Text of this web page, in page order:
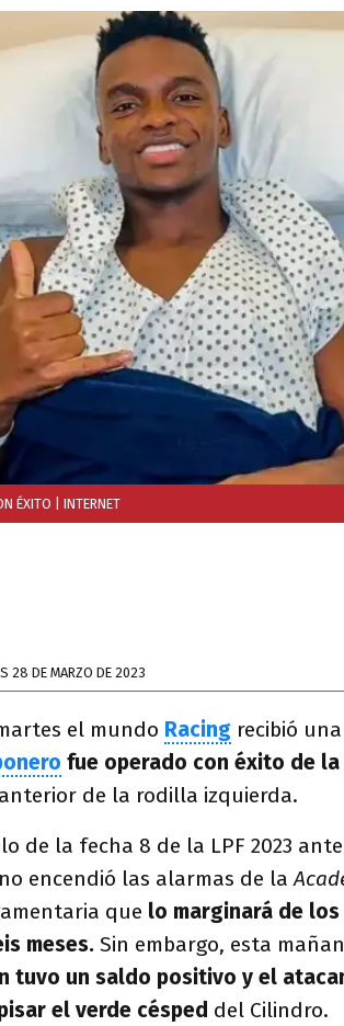
ÉXITO | INTERNET
28 DE MARZO DE 2023
el mundo Racing recibió
fue operado con éxito de
anterior de la rodilla izquierda.
de la fecha 8 de la LPF 2023
encendió las alarmas de la
que lo marginará de
meses. Sin embargo, esta
tuvo un saldo positivo y el
el verde césped del Cilindro.